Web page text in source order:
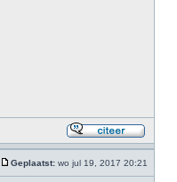
Geplaatst: wo jul 19, 2017 20:21